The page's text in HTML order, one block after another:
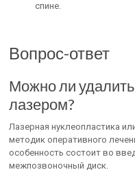
спине.
Вопрос-ответ
Можно ли
лазером?
Лазерная нуклеопластика
методик оперативного
особенность состоит во
межпозвоночный диск.